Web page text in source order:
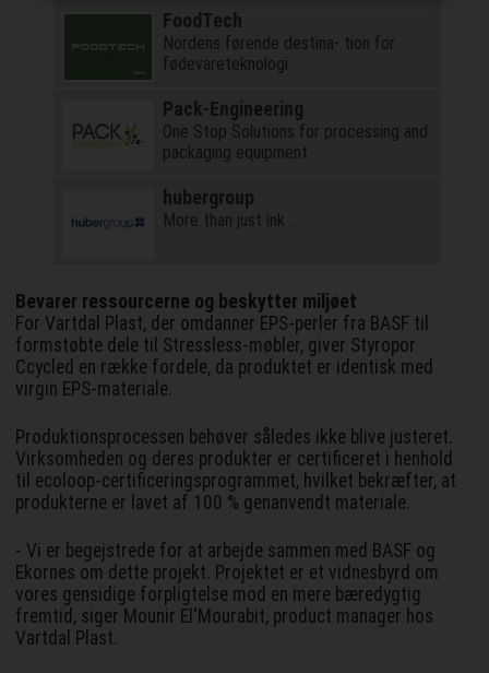
FoodTech
Nordens førende destina- tion for
fødevareteknologi
Pack-Engineering
One Stop Solutions for processing and
packaging equipment
hubergroup
More than just ink …
Bevarer ressourcerne og beskytter miljøet
For Vartdal Plast, der omdanner EPS-perler fra BASF til
formstøbte dele til Stressless-møbler, giver Styropor
Ccycled en række fordele, da produktet er identisk med
virgin EPS-materiale.
Produktionsprocessen behøver således ikke blive justeret.
Virksomheden og deres produkter er certificeret i henhold
til ecoloop-certificeringsprogrammet, hvilket bekræfter, at
produkterne er lavet af 100 % genanvendt materiale.
- Vi er begejstrede for at arbejde sammen med BASF og
Ekornes om dette projekt. Projektet er et vidnesbyrd om
vores gensidige forpligtelse mod en mere bæredygtig
fremtid, siger Mounir El'Mourabit, product manager hos
Vartdal Plast.